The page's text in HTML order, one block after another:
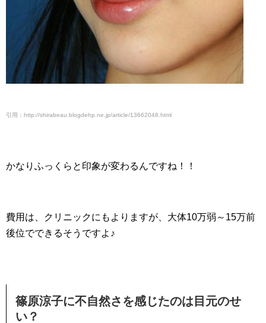
引用：http://shirabeau.blogdehp.ne.jp/article/13662048.html
かなりふっくらと印象が変わるんですね！！
費用は、クリニックにもよりますが、大体10万弱～15万前
後位でできるそうですよ♪
篠原涼子に不自然さを感じたのは目元のせ
い？